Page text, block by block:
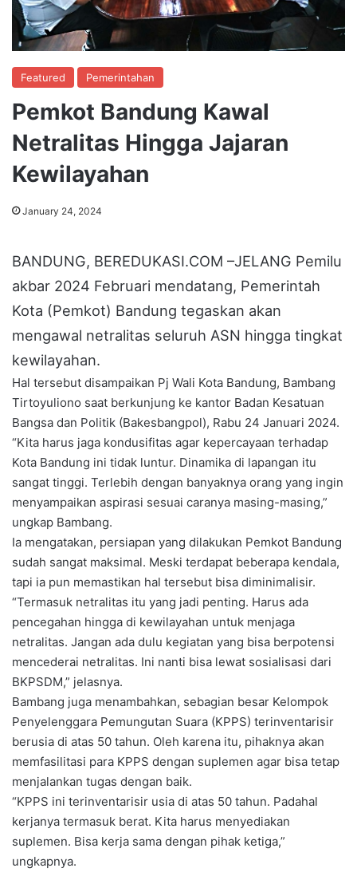
Featured Pemerintahan
Pemkot Bandung Kawal
Netralitas Hingga Jajaran
Kewilayahan
January 24, 2024
BANDUNG, BEREDUKASI.COM –JELANG Pemilu
akbar 2024 Februari mendatang, Pemerintah
Kota (Pemkot) Bandung tegaskan akan
mengawal netralitas seluruh ASN hingga tingkat
kewilayahan.
Hal tersebut disampaikan Pj Wali Kota Bandung, Bambang
Tirtoyuliono saat berkunjung ke kantor Badan Kesatuan
Bangsa dan Politik (Bakesbangpol), Rabu 24 Januari 2024.
“Kita harus jaga kondusifitas agar kepercayaan terhadap
Kota Bandung ini tidak luntur. Dinamika di lapangan itu
sangat tinggi. Terlebih dengan banyaknya orang yang ingin
menyampaikan aspirasi sesuai caranya masing-masing,”
ungkap Bambang.
Ia mengatakan, persiapan yang dilakukan Pemkot Bandung
sudah sangat maksimal. Meski terdapat beberapa kendala,
tapi ia pun memastikan hal tersebut bisa diminimalisir.
“Termasuk netralitas itu yang jadi penting. Harus ada
pencegahan hingga di kewilayahan untuk menjaga
netralitas. Jangan ada dulu kegiatan yang bisa berpotensi
mencederai netralitas. Ini nanti bisa lewat sosialisasi dari
BKPSDM,” jelasnya.
Bambang juga menambahkan, sebagian besar Kelompok
Penyelenggara Pemungutan Suara (KPPS) terinventarisir
berusia di atas 50 tahun. Oleh karena itu, pihaknya akan
memfasilitasi para KPPS dengan suplemen agar bisa tetap
menjalankan tugas dengan baik.
“KPPS ini terinventarisir usia di atas 50 tahun. Padahal
kerjanya termasuk berat. Kita harus menyediakan
suplemen. Bisa kerja sama dengan pihak ketiga,”
ungkapnya.